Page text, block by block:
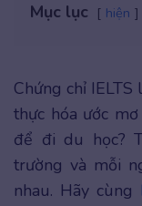
Mục lục hiện
Chứng chỉ
thực hóa ước
để đi du học?
trường và mỗi
nhau. Hãy cùng